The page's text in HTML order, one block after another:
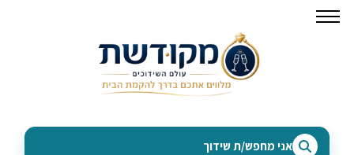
אני מחפש/ת שידוך